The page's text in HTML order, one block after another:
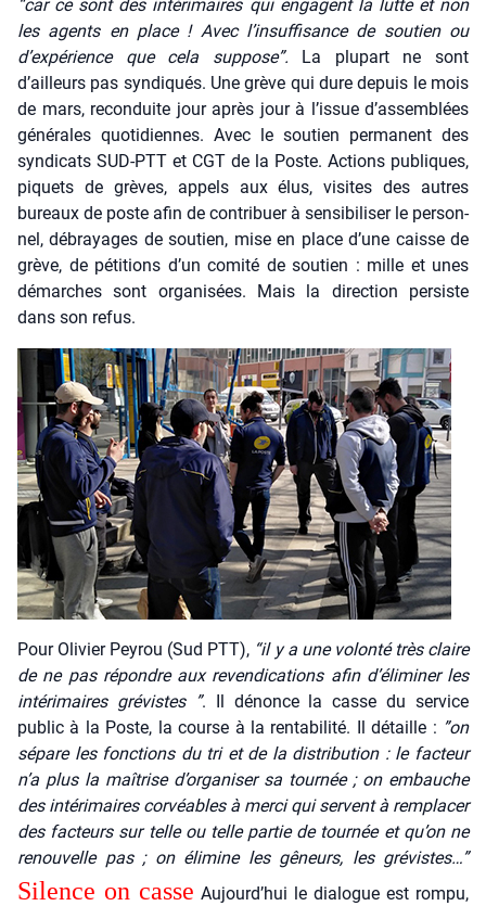
“car ce sont des inté­ri­maires qui engagent la lutte et non
les agents en place ! Avec l’insuffisance de sou­tien ou
d’expérience que cela sup­pose”. La plu­part ne sont
d’ailleurs pas syn­di­qués. Une grève qui dure depuis le mois
de mars, recon­duite jour après jour à l’issue d’assemblées
géné­rales quo­ti­diennes. Avec le sou­tien per­ma­nent des
syn­di­cats SUD-PTT et CGT de la Poste. Actions publiques,
piquets de grèves, appels aux élus, visites des autres
bureaux de poste afin de contri­buer à sen­si­bi­li­ser le per­son­
nel, débrayages de sou­tien, mise en place d’une caisse de
grève, de péti­tions d’un comi­té de sou­tien : mille et unes
démarches sont orga­ni­sées. Mais la direc­tion per­siste
dans son refus.
Pour Oli­vier Pey­rou (Sud PTT), “il y a une volon­té très claire
de ne pas répondre aux reven­di­ca­tions afin d’éliminer les
inté­ri­maires gré­vistes ”. Il dénonce la casse du ser­vice
public à la Poste, la course à la ren­ta­bi­li­té. Il détaille : ”on
sépare les fonc­tions du tri et de la dis­tri­bu­tion : le fac­teur
n’a plus la maî­trise d’organiser sa tour­née ; on embauche
des inté­ri­maires cor­véables à mer­ci qui servent à rem­pla­cer
des fac­teurs sur telle ou telle par­tie de tour­née et qu’on ne
renou­velle pas ; on éli­mine les gêneurs, les gré­vistes…”
Silence on casse Aujourd’hui le dia­logue est rom­pu,